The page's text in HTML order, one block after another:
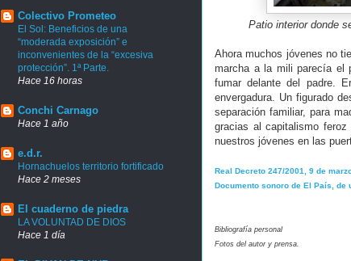
Patio interior donde
Ahora muchos jóvenes no
marcha a la mili parecía el
fumar delante del padre.
envergadura. Un figurado
separación familiar, para
gracias al capitalismo
nuestros jóvenes en las
Real Decreto 247/2001, 9 de
Documento sonoro de El País, de
Bibliografía personal
Fotos del autor y prensa.
Colectivo Prometeo
El Sol: Beneficios de una
“moderada exposición” e
inconvenientes de la “excesiva
protección”. 1ª Parte.
Hace 16 horas
Conchi Carnago
Hace 1 año
e.d.r.
Hornachuelos territorio fortificado
Hace 2 meses
El cuaderno de piedra
LA VOLUNTAD DE DIOS
Hace 1 día